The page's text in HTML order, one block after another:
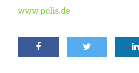
www.polis.de